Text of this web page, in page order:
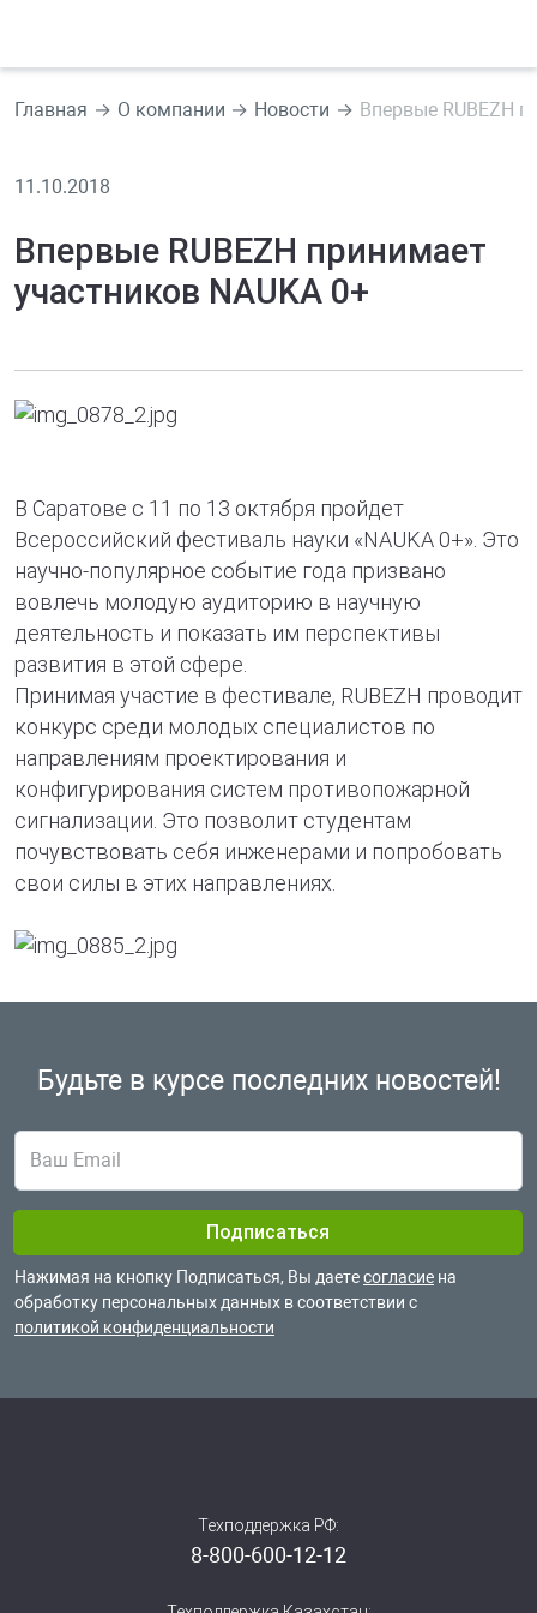
Главная О компании Новости Впервые RUBEZH
11.10.2018
Впервые RUBEZH принимает
участников NAUKA 0+
В Саратове с 11 по 13 октября пройдет
Всероссийский фестиваль науки «NAUKA 0+». Это
научно-популярное событие года призвано
вовлечь молодую аудиторию в научную
деятельность и показать им перспективы
развития в этой сфере.
Принимая участие в фестивале, RUBEZH проводит
конкурс среди молодых специалистов по
направлениям проектирования и
конфигурирования систем противопожарной
сигнализации. Это позволит студентам
почувствовать себя инженерами и попробовать
свои силы в этих направлениях.
Будьте в курсе последних новостей!
Нажимая на кнопку Подписаться, Вы даетесогласие на
обработку персональных данных в соответствии с
политикой конфиденциальности
Техподдержка РФ:
8-800-600-12-12